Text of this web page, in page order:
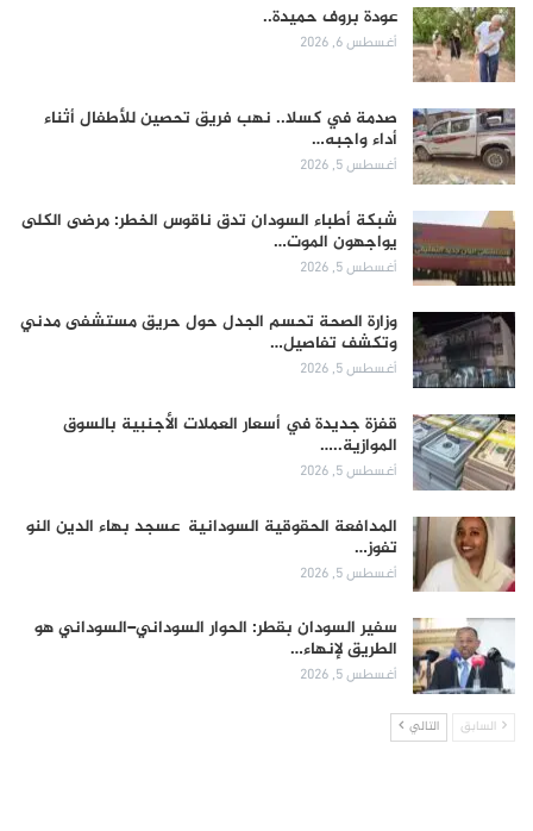
عودة بروف حميدة..
أغسطس 6, 2026
صدمة في كسلا.. نهب فريق تحصين للأطفال أثناء
أداء واجبه…
أغسطس 5, 2026
شبكة أطباء السودان تدق ناقوس الخطر: مرضى الكلى
يواجهون الموت…
أغسطس 5, 2026
وزارة الصحة تحسم الجدل حول حريق مستشفى مدني
وتكشف تفاصيل…
أغسطس 5, 2026
قفزة جديدة في أسعار العملات الأجنبية بالسوق
الموازية..…
أغسطس 5, 2026
المدافعة الحقوقية السودانية عسجد بهاء الدين النو
تفوز…
أغسطس 5, 2026
سفير السودان بقطر: الحوار السوداني–السوداني هو
الطريق لإنهاء…
أغسطس 5, 2026
السابق التالي